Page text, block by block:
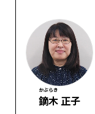
鏑木
かぶらき
正子